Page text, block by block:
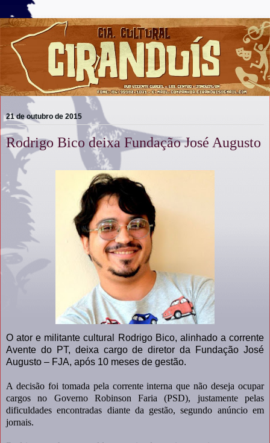
21 de outubro de 2015
Rodrigo Bico deixa Fundação José Augusto
O ator e militante cultural Rodrigo Bico, alinhado a corrente
Avente do PT, deixa cargo de diretor da Fundação José
Augusto – FJA, após 10 meses de gestão.
A decisão foi tomada pela corrente interna que não deseja ocupar
cargos no Governo Robinson Faria (PSD), justamente pelas
dificuldades encontradas diante da gestão, segundo anúncio em
jornais.